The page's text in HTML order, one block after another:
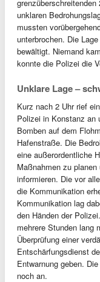
unklaren
mussten
unterbrochen. Die
bewältigt. Niemand
konnte die Polizei die
Unklare Lage –
Kurz nach 2 Uhr rief
Polizei in Konstanz an
Bomben auf dem
Hafenstraße. Die
eine außerordentliche
Maßnahmen zu
informieren. Die vor
die Kommunikation
Kommunikation lag
den Händen der
mehrere Stunden lang
Überprüfung einer
Entschärfungsdienst
Entwarnung geben.
noch an.